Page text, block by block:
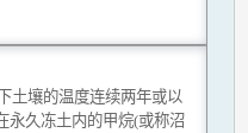
土壤的温度连续两年或以
永久冻土内的甲烷(或称沼